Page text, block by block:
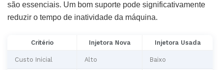
são essenciais. Um bom suporte pode significativamente
reduzir o tempo de inatividade da máquina.
Critério Injetora Nova Injetora Usada
Custo Inicial Alto Baixo